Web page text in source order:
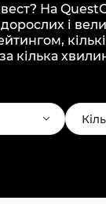
На
і
кілька